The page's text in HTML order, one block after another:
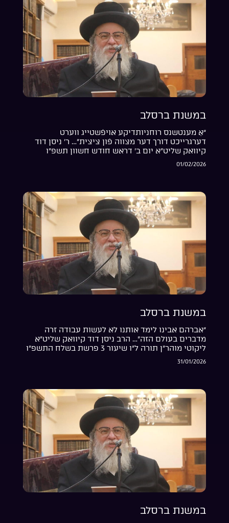
במשנת ברסלב
“אַ מענטשנס רוחניותדיקע אויפֿשטייג ווערט
דערגרייכט דורך דער מצווה פֿון ציצית”… ר’ ניסן דוד
קיוואק שליט”א יום ב’ דראש חודש חשוון תשפ”ו
01/02/2026
במשנת ברסלב
“אברהם אבינו לימד אותנו לא לעשות עבודה זרה
מדברים בעולם הזה”… הרב ניסן דוד קיוואק שליט”א
ליקוטי מוהר”ן תורה ל”ו שיעור 3 פרשת בשלח התשפ”ו
31/01/2026
במשנת ברסלב